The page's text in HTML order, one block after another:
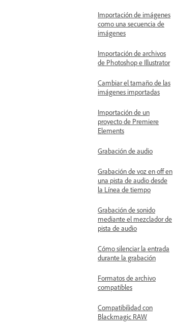
Importación de imágenes
como una secuencia de
imágenes
Importación de archivos
de Photoshop e Illustrator
Cambiar el tamaño de las
imágenes importadas
Importación de un
proyecto de Premiere
Elements
Grabación de audio
Grabación de voz en off en
una pista de audio desde
la Línea de tiempo
Grabación de sonido
mediante el mezclador de
pista de audio
Cómo silenciar la entrada
durante la grabación
Formatos de archivo
compatibles
Compatibilidad con
Blackmagic RAW